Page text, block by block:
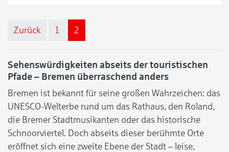
Seitennummerierung der Beiträge
Zurück 1 2
Sehenswürdigkeiten abseits der touristischen
Pfade – Bremen überraschend anders
Bremen ist bekannt für seine großen Wahrzeichen: das
UNESCO-Welterbe rund um das Rathaus, den Roland,
die Bremer Stadtmusikanten oder das historische
Schnoorviertel. Doch abseits dieser berühmte Orte
eröffnet sich eine zweite Ebene der Stadt – leise,